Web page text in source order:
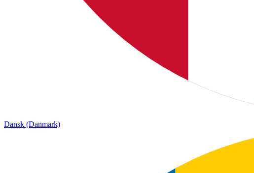
Dansk (Danmark)